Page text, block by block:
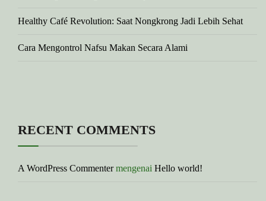
Healthy Café Revolution: Saat Nongkrong Jadi Lebih Sehat
Cara Mengontrol Nafsu Makan Secara Alami
RECENT COMMENTS
A WordPress Commentermengenai Hello world!